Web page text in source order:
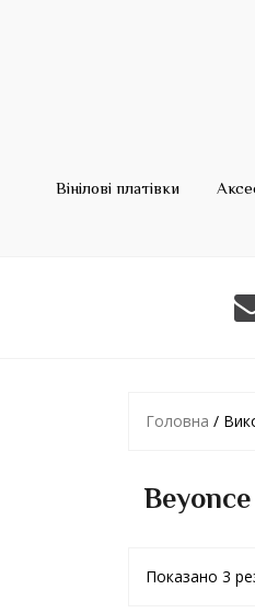
Вінілові платівки
Головна /
Beyonce
Показано 3